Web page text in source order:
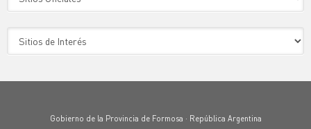
Gobierno de la Provincia de Formosa · República Argentina